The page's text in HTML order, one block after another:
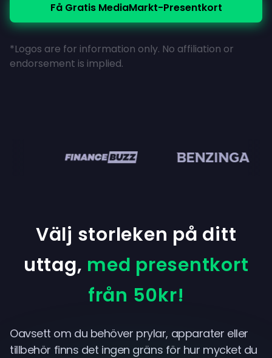
Få Gratis MediaMarkt-Presentkort
*Logos are for information only. No affiliation or
endorsement is implied.
Välj storleken på ditt
uttag, med presentkort
från 50kr!
Oavsett om du behöver prylar, apparater eller
tillbehör finns det ingen gräns för hur mycket du